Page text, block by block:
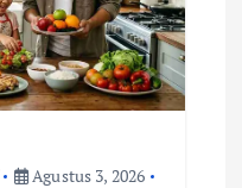
Agustus 3, 2026